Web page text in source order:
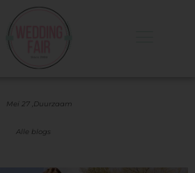
Mei 27 ,Duurzaam
Alle blogs